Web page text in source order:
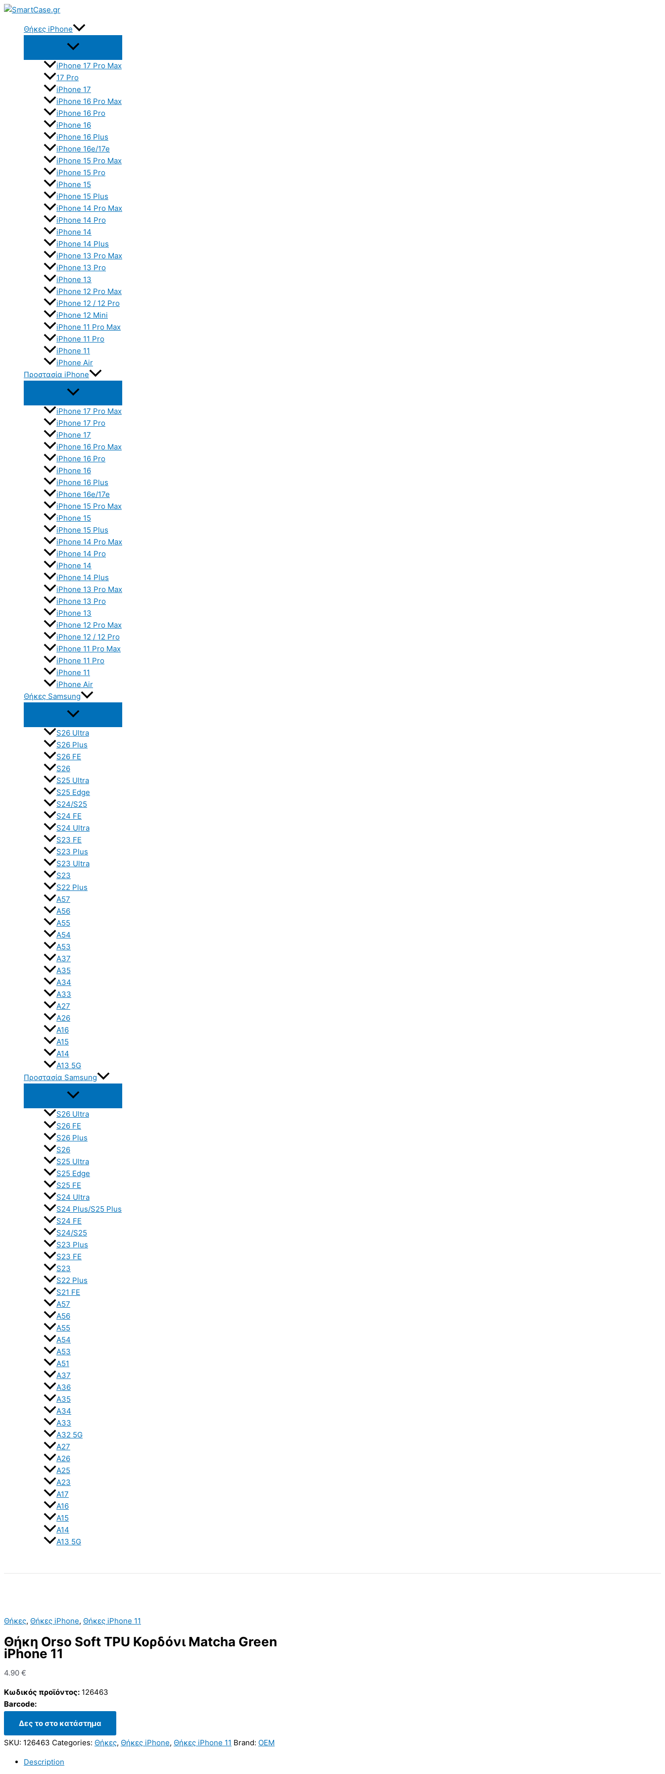
Skip
contentΘήκες iPhone
iPhone 17 Pro Max
17 Pro
iPhone 17
iPhone 16 Pro Max
iPhone 16 Pro
iPhone 16
iPhone 16 Plus
iPhone 16e/17e
iPhone 15 Pro Max
iPhone 15 Pro
iPhone 15
iPhone 15 Plus
iPhone 14 Pro Max
iPhone 14 Pro
iPhone 14
iPhone 14 Plus
iPhone 13 Pro Max
iPhone 13 Pro
iPhone 13
iPhone 12 Pro Max
iPhone 12 / 12 Pro
iPhone 12 Mini
iPhone 11 Pro Max
iPhone 11 Pro
iPhone 11
iPhone Air
Προστασία iPhone
iPhone 17 Pro Max
iPhone 17 Pro
iPhone 17
iPhone 16 Pro Max
iPhone 16 Pro
iPhone 16
iPhone 16 Plus
iPhone 16e/17e
iPhone 15 Pro Max
iPhone 15
iPhone 15 Plus
iPhone 14 Pro Max
iPhone 14 Pro
iPhone 14
iPhone 14 Plus
iPhone 13 Pro Max
iPhone 13 Pro
iPhone 13
iPhone 12 Pro Max
iPhone 12 / 12 Pro
iPhone 11 Pro Max
iPhone 11 Pro
iPhone 11
iPhone Air
Θήκες Samsung
S26 Ultra
S26 Plus
S26 FE
S26
S25 Ultra
S25 Edge
S24/S25
S24 FE
S24 Ultra
S23 FE
S23 Plus
S23 Ultra
S23
S22 Plus
A57
A56
A55
A54
A53
A37
A35
A34
A33
A27
A26
A16
A15
A14
A13 5G
Προστασία Samsung
S26 Ultra
S26 FE
S26 Plus
S26
S25 Ultra
S25 Edge
S25 FE
S24 Ultra
S24 Plus/S25 Plus
S24 FE
S24/S25
S23 Plus
S23 FE
S23
S22 Plus
S21 FE
A57
A56
A55
A54
A53
A51
A37
A36
A35
A34
A33
A32 5G
A27
A26
A25
A23
A17
A16
A15
A14
A13 5G
Θήκες, Θήκες iPhone, Θήκες iPhone 11
Θήκη Orso Soft TPU Κορδόνι Matcha Green
iPhone 11
4.90 €
Κωδικός προϊόντος: 126463
Barcode:
Δες το στο κατάστημα
SKU: 126463 Categories: Θήκες, Θήκες iPhone, Θήκες iPhone 11 Brand: OEM
Description